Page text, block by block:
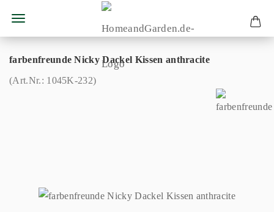
farbenfreunde Nicky Dackel Kissen anthracite
(Art.Nr.: 1045K-232)